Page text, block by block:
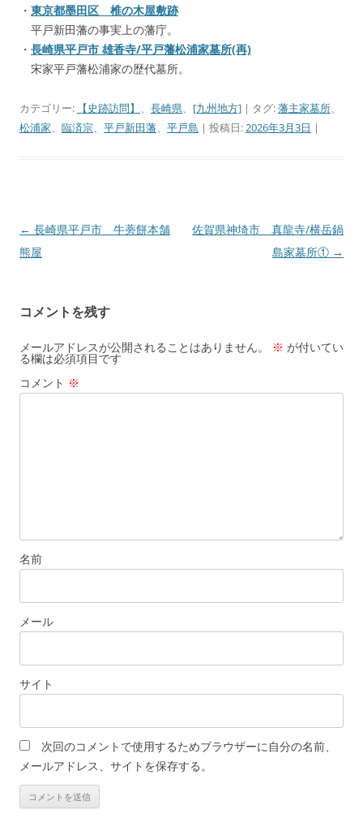
・ 東京都墨田区 椎の木屋敷跡
平戸新田藩の事実上の藩庁。
・ 長崎県平戸市 雄香寺/平戸藩松浦家墓所(再)
宋家平戸藩松浦家の歴代墓所。
カテゴリー: 【史跡訪問】 、 長崎県、 [九州地方] | タグ:藩主家墓所、
松浦家、 臨済宗、 平戸新田藩、 平戸島 | 投稿日:2026年3月3日 |
投
稿
ゲ
ー
シ
ョ
← 長崎県平戸市 牛蒡餅本舗
熊屋
佐賀県神埼市 真龍寺/横岳鍋
島家墓所① →
コメントを残す
メールアドレスが公開されることはありません。 ※ が付いてい
る欄は必須項目です
コメント ※
名前
メール
サイト
次回のコメントで使用するためブラウザーに自分の名前、
メールアドレス、サイトを保存する。